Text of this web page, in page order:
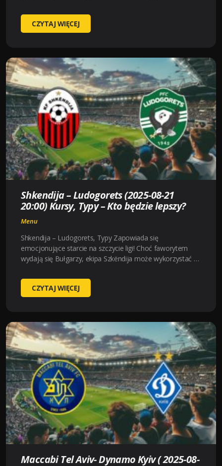
PANATHINAIKOS-
SAMSUNSPOR
2025-
08-
20:00
)
KURSY,
TYPY
–
KTO
BĘDZIE
LEPSZY?
CZYTAJ WIĘCEJ
Shkendija – Ludogorets (2025-08-21
20:00) Kursy, Typy – Kto będzie lepszy?
Menu
Shkendija – Ludogorets, Typy Zapowiada się
emocjonujące starcie na szczycie ligi! Choć faworytem
wydają się Bułgarzy, ekipa Szkëndija może wykorzystać …
SHKENDIJA
–
(2025-
08-
20:00)
KURSY,
TYPY
–
KTO
BĘDZIE
LEPSZY?
CZYTAJ WIĘCEJ
Maccabi Tel Aviv- Dynamo Kyiv ( 2025-08-